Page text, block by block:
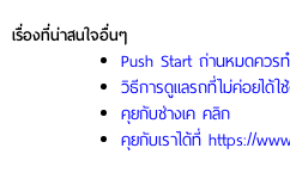
เรื่องที่น่าสนใจอื่นๆ
Push Start ถ่านหมดควร
วิธีการดูแลรถที่ไม่ค่อยได้ใ
คุยกับช่างเค คลิก
คุยกับเราได้ที่ https://